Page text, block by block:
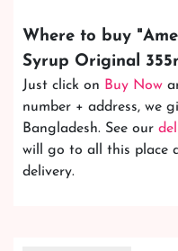
Where to buy "
Syrup Original
Just click on Buy Now
number + address, we
Bangladesh. See our
will go to all this place
delivery.